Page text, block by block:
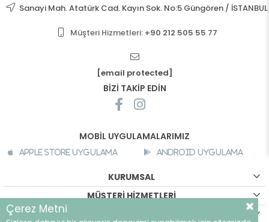
Sanayi Mah. Atatürk Cad. Kayın Sok. No:5 Güngören / İSTANBUL
Müşteri Hizmetleri: +90 212 505 55 77
[email protected]
BİZİ TAKİP EDİN
MOBİL UYGULAMALARIMIZ
Apple Store Uygulama Android Uygulama
KURUMSAL
MÜŞTERİ HİZMETLERİ
Çerez Metni